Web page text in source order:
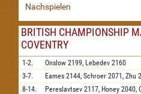
Nachspielen
BRITISH CHAMPIONSHIP
COVENTRY
1-2. Onslow 2199, Lebedev 2160
3-7.
Eames 2144, Schroer 2071, Zhu
8-14.
Pereslavtsev 2117, Honey 2040,